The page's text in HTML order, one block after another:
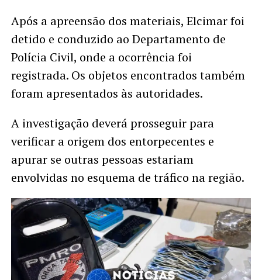
Após a apreensão dos materiais, Elcimar foi
detido e conduzido ao Departamento de
Polícia Civil, onde a ocorrência foi
registrada. Os objetos encontrados também
foram apresentados às autoridades.
A investigação deverá prosseguir para
verificar a origem dos entorpecentes e
apurar se outras pessoas estariam
envolvidas no esquema de tráfico na região.